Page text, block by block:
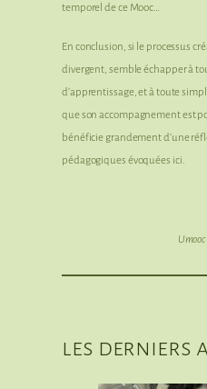
temporel de ce Mooc…
En conclusion, si le processus
divergent, semble échapper à
d’apprentissage, et à toute
que son accompagnement est
bénéficie grandement d’une
pédagogiques évoquées ici.
les derniers